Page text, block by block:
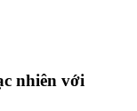
nhiên với